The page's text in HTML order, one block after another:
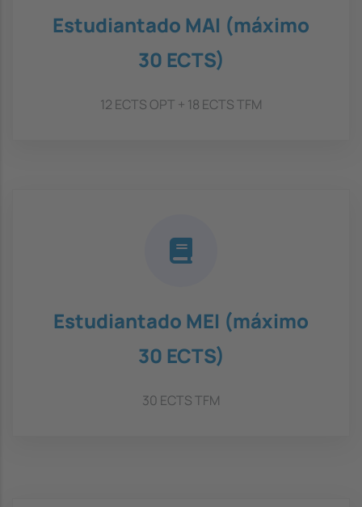
Estudiantado MAI (máximo
30 ECTS)
12 ECTS OPT + 18 ECTS TFM
Estudiantado MEI (máximo
30 ECTS)
30 ECTS TFM